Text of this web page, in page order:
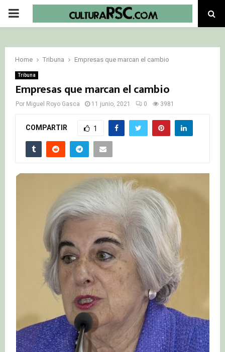
PRIMARY
Home Tribuna Empresas que marcan el cambio
Tribuna
Empresas que marcan el cambio
Por Miguel Royo Gasca 11 junio, 2021 0 3981
COMPARTIR 1